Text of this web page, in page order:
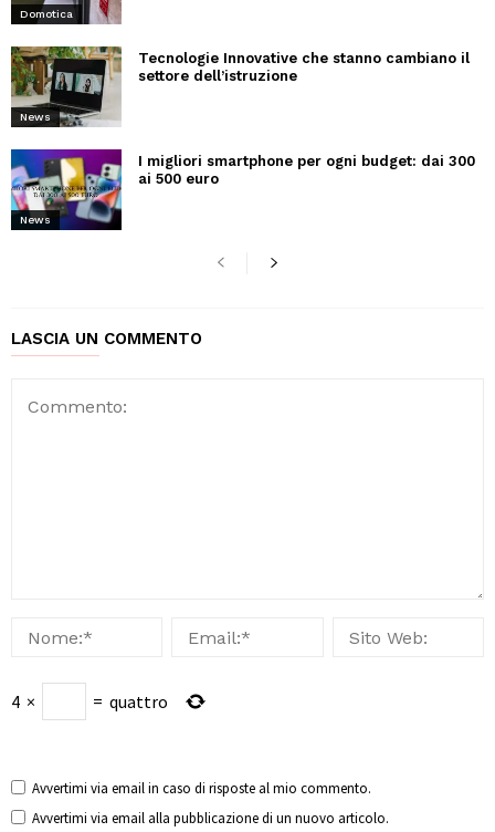
Domotica
News
Tecnologie Innovative che stanno cambiano il
settore dell’istruzione
News
I migliori smartphone per ogni budget: dai 300
ai 500 euro
LASCIA UN COMMENTO
4 × = quattro
Avvertimi via email in caso di risposte al mio commento.
Avvertimi via email alla pubblicazione di un nuovo articolo.